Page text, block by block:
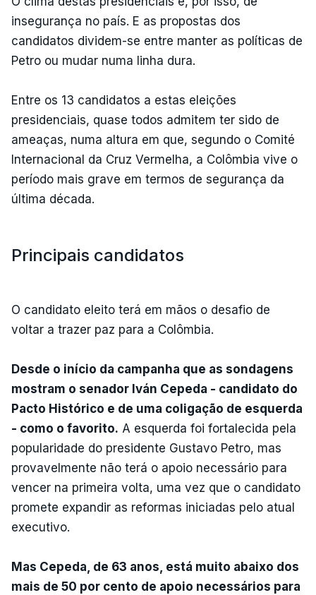
insegurança no país. E as propostas dos
candidatos dividem-se entre manter as políticas de
Petro ou mudar numa linha dura.
Entre os 13 candidatos a estas eleições
presidenciais, quase todos admitem ter sido de
ameaças, numa altura em que, segundo o Comité
Internacional da Cruz Vermelha, a Colômbia vive o
período mais grave em termos de segurança da
última década.
Principais candidatos
O candidato eleito terá em mãos o desafio de
voltar a trazer paz para a Colômbia.
Desde o início da campanha que as sondagens
mostram o senador Iván Cepeda - candidato do
Pacto Histórico e de uma coligação de esquerda
- como o favorito. A esquerda foi fortalecida pela
popularidade do presidente Gustavo Petro, mas
provavelmente não terá o apoio necessário para
vencer na primeira volta, uma vez que o candidato
promete expandir as reformas iniciadas pelo atual
executivo.
Mas Cepeda, de 63 anos, está muito abaixo dos
mais de 50 por cento de apoio necessários para